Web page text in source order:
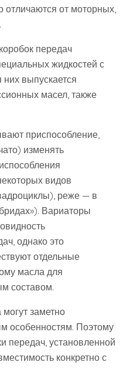
от моторных,
передач
жидкостей с
выпускается
масел, также
приспособление,
изменять
видов
реже — в
Вариаторы
однако это
отдельные
масла для
составом.
заметно
особенностям. Поэтому
передач, установленной
конкретно с